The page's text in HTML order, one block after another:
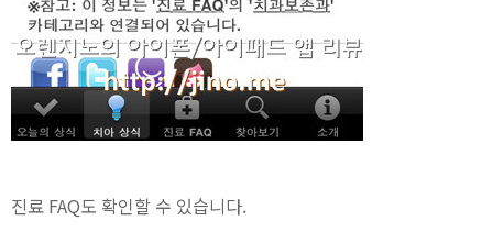
진료 FAQ도 확인할 수 있습니다.